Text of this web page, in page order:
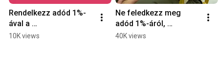
Rendelkezz adód 1%-
ával a
Gyermekleukémia
10K views
Ne feledkezz meg
adód 1%-áról,
rendelkezz a
40K views